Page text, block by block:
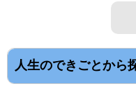
人生のできごとから